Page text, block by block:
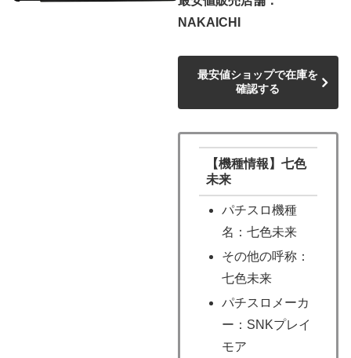
NAKAICHI
最安値ショップで在庫を
確認する
【機種情報】七色
未来
パチスロ機種
名：七色未来
その他の呼称：
七色未来
パチスロメーカ
ー：SNKプレイ
モア